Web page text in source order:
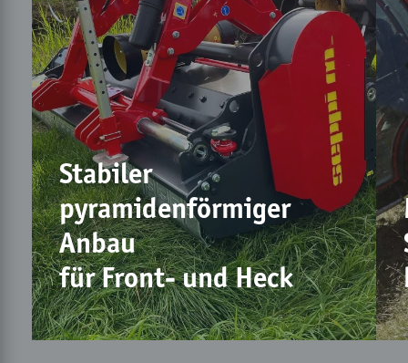
Stabiler
pyramidenförmiger
Anbau
für Front- und Heck